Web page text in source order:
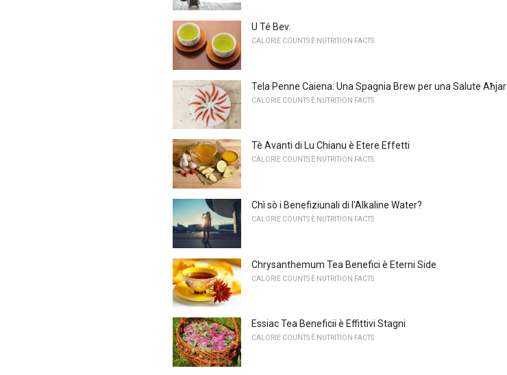
U Té Bev.
CALORIE COUNTS È NUTRITION FACTS
Tela Penne Caiena: Una Spagnia Brew per una Salute Aħjar
CALORIE COUNTS È NUTRITION FACTS
Tè Avanti di Lu Chianu è Etere Effetti
CALORIE COUNTS È NUTRITION FACTS
Chì sò i Benefiziunali di l'Alkaline Water?
CALORIE COUNTS È NUTRITION FACTS
Chrysanthemum Tea Benefici è Eterni Side
CALORIE COUNTS È NUTRITION FACTS
Essiac Tea Beneficii è Effittivi Stagni
CALORIE COUNTS È NUTRITION FACTS